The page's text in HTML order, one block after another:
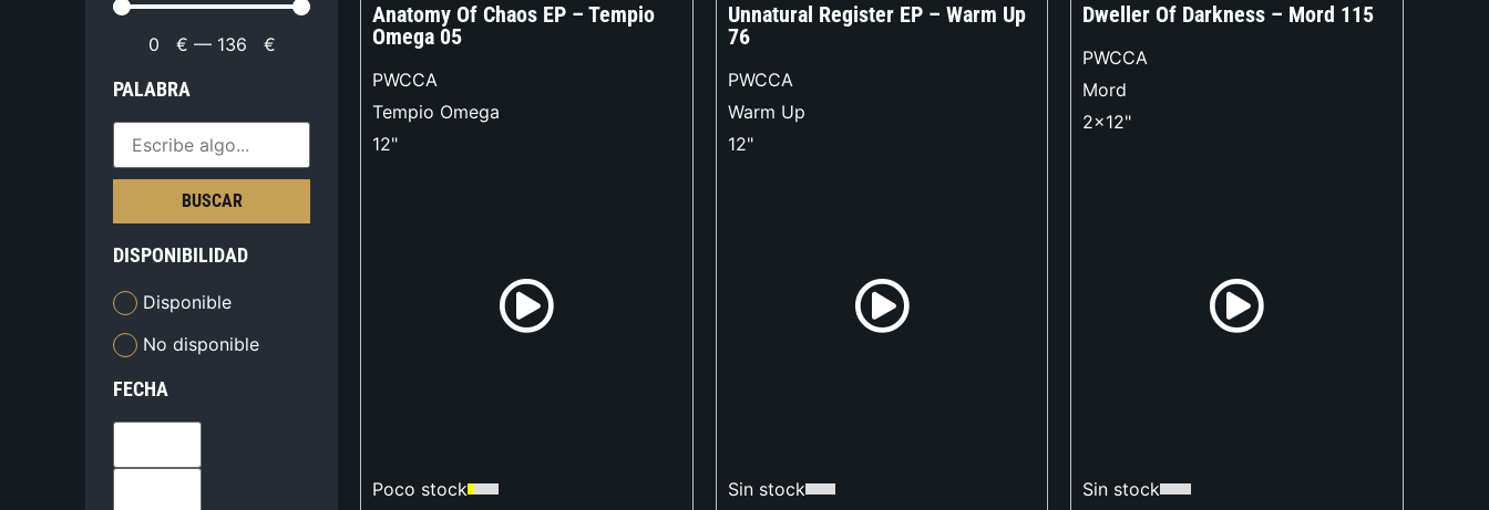
0 € — 136 €
PALABRA
BUSCAR
DISPONIBILIDAD
Disponible
No disponible
FECHA
Anatomy Of Chaos EP – Tempio
Omega 05
PWCCA
Tempio Omega
12"
Poco stock
Unnatural Register EP – Warm Up
76
PWCCA
Warm Up
12"
Sin stock
Dweller Of Darkness – Mord 115
PWCCA
Mord
2x12"
Sin stock